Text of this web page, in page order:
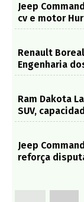
Jeep
cv e motor
Renault
Engenharia
Ram Dakota
SUV,
Jeep
reforça